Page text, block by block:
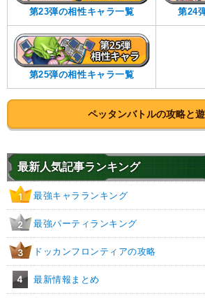
第23弾の相性キャラ一覧 第24
第25弾の相性キャラ一覧
ペッタンバトルの攻略と
最新人気記事ランキング
1 最強キャラランキング
2 最強パーティランキング
3 ドッカンフロンティアの攻略
4 最新情報まとめ